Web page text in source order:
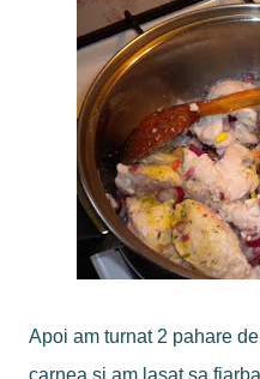
Apoi am turnat 2 pahare
carnea si am lasat sa